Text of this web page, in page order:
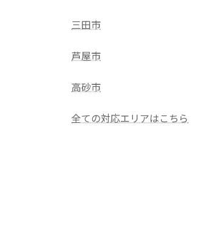
三田市
芦屋市
高砂市
全ての対応エリアはこちら